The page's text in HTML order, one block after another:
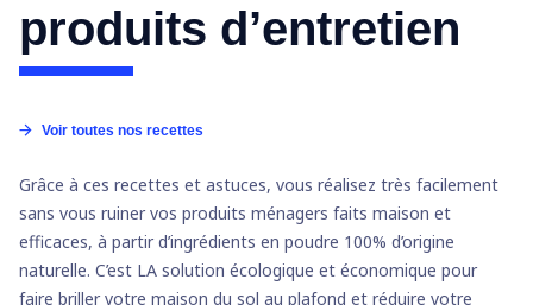
produits d’entretien
Voir toutes nos recettes
Grâce à ces recettes et astuces, vous réalisez très facilement
sans vous ruiner vos produits ménagers faits maison et
efficaces, à partir d’ingrédients en poudre 100% d’origine
naturelle. C’est LA solution écologique et économique pour
faire briller votre maison du sol au plafond et réduire votre